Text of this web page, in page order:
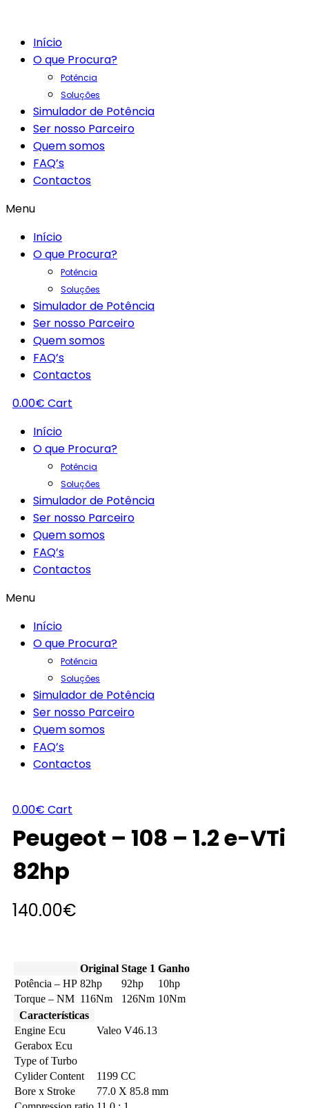
Início
O que Procura?
Potência
Soluções
Simulador de Potência
Ser nosso Parceiro
Quem somos
FAQ’s
Contactos
Menu
Início
O que Procura?
Potência
Soluções
Simulador de Potência
Ser nosso Parceiro
Quem somos
FAQ’s
Contactos
0.00€ Cart
Início
O que Procura?
Potência
Soluções
Simulador de Potência
Ser nosso Parceiro
Quem somos
FAQ’s
Contactos
Menu
Início
O que Procura?
Potência
Soluções
Simulador de Potência
Ser nosso Parceiro
Quem somos
FAQ’s
Contactos
0.00€ Cart
Peugeot – 108 – 1.2 e-VTi
82hp
140.00€
Original Stage 1 Ganho
Potência – HP 82hp 92hp
10hp
Torque – NM 116Nm 126Nm 10Nm
Características
Engine Ecu
Valeo V46.13
Gerabox Ecu
Type of Turbo
Cylider Content
1199 CC
Bore x Stroke
77.0 X 85.8 mm